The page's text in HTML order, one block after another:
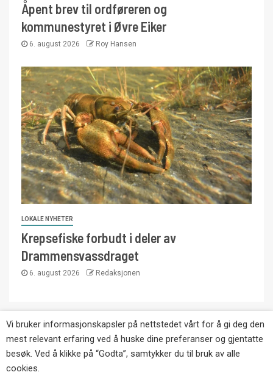
Åpent brev til ordføreren og
kommunestyret i Øvre Eiker
6. august 2026 Roy Hansen
LOKALE NYHETER
Krepsefiske forbudt i deler av
Drammensvassdraget
6. august 2026 Redaksjonen
Copyright © Eikernytt.no utgis av Roy’s
Pressetjeneste. Kopiering av tekst, bilder og
annonser er ikke tillatt uten etter avtale med utgiver.
Vi bruker informasjonskapsler på nettstedet vårt for å gi deg den
mest relevant erfaring ved å huske dine preferanser og gjentatte
besøk. Ved å klikke på “Godta”, samtykker du til bruk av alle
cookies.